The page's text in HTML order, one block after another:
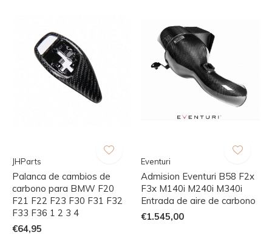
JHParts
Palanca de cambios de
carbono para BMW F20
F21 F22 F23 F30 F31 F32
F33 F36 1 2 3 4
€64,95
Eventuri
Admision Eventuri B58 F2x
F3x M140i M240i M340i
Entrada de aire de carbono
€1.545,00